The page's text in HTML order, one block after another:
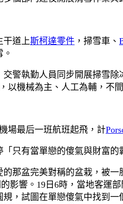
干道上斯柯達零件 ，掃雪車、
交警執勤人員同步開展掃雪
以機械為主、人工為輔，不
場最后一班航班起飛，計
只有當單戀的傻氣與財富
的那盆完美對稱的盆栽，被
影響。19日6時，當地客運
，試圖在單戀傻氣中找到一